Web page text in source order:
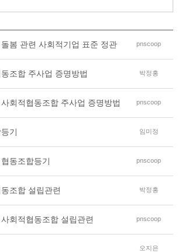
봄 관련 사회적기업 표준 정관 pnscoop
조합 주사업 증명방법 박정홍
회적협동조합 주사업 증명방법 pnscoop
기 임미정
동조합등기 pnscoop
조합 설립관련 박정홍
회적협동조합 설립관련 pnscoop
오지은